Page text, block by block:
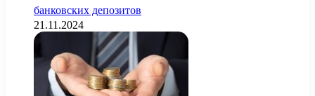
банковских депозитов
21.11.2024